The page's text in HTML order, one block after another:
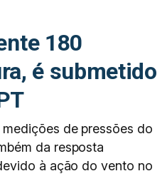
180
é submetido
de pressões do
da resposta
à ação do vento no